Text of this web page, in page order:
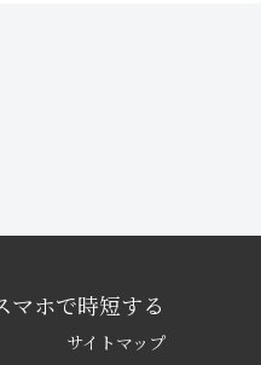
ホで時短する
サイトマップ